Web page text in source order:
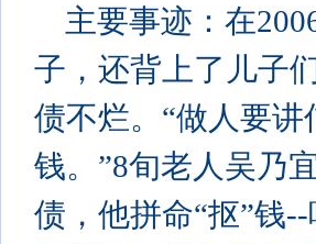
主要事迹：在
子，还背上了儿子
债不烂。“做人要
钱。”8旬老人吴乃
债，他拼命“抠”钱